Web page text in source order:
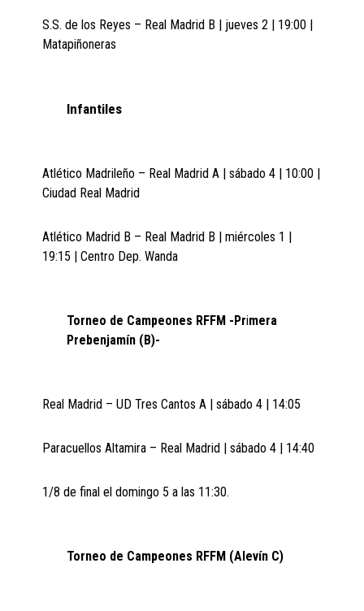
S.S. de los Reyes – Real Madrid B | jueves 2 | 19:00 |
Matapiñoneras
Infantiles
Atlético Madrileño – Real Madrid A | sábado 4 | 10:00 |
Ciudad Real Madrid
Atlético Madrid B – Real Madrid B | miércoles 1 |
19:15 | Centro Dep. Wanda
Torneo de Campeones RFFM -Primera
Prebenjamín (B)-
Real Madrid – UD Tres Cantos A | sábado 4 | 14:05
Paracuellos Altamira – Real Madrid | sábado 4 | 14:40
1/8 de final el domingo 5 a las 11:30.
Torneo de Campeones RFFM (Alevín C)